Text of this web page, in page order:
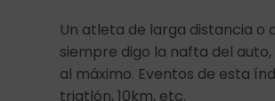
Un atleta de larga distancia o
siempre digo la nafta del
al máximo. Eventos de esta
triatlón, 10km, etc.